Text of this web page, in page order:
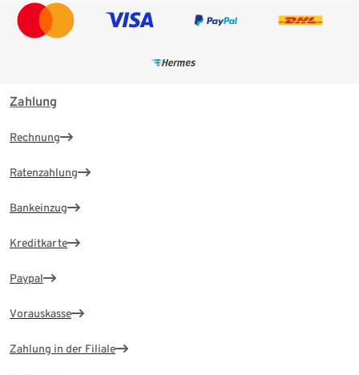
Zahlung
Rechnung
Ratenzahlung
Bankeinzug
Kreditkarte
Paypal
Vorauskasse
Zahlung in der Filiale